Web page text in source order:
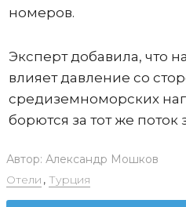
номеров.
Эксперт добавила, что
влияет давление со
средиземноморских
борются за тот же поток
Автор: Александр Мошков
Отели , Турция